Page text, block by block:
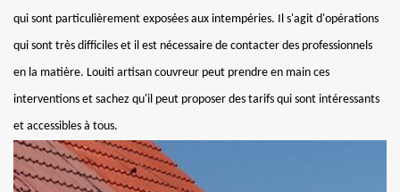
qui sont particulièrement exposées aux intempéries. Il s'agit d'opérations
qui sont très difficiles et il est nécessaire de contacter des professionnels
en la matière. Louiti artisan couvreur peut prendre en main ces
interventions et sachez qu'il peut proposer des tarifs qui sont intéressants
et accessibles à tous.